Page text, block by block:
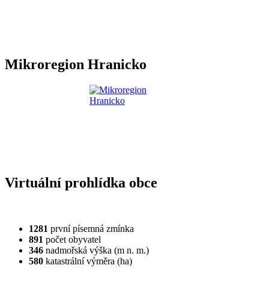
Mikroregion Hranicko
Virtuální prohlídka obce
1281 první písemná zmínka
891 počet obyvatel
346 nadmořská výška (m n. m.)
580 katastrální výměra (ha)